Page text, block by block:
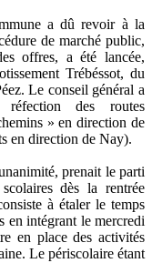
a dû revoir à la
de marché public,
offres, a été lancée,
Trébéssot, du
Le conseil général a
des routes
» en direction de
en direction de Nay).
prenait le parti
dès la rentrée
à étaler le temps
en intégrant le mercredi
en place des activités
Le périscolaire étant